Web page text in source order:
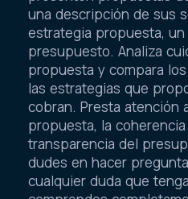
una descripción de sus
estrategia propuesta,
presupuesto. Analiza
propuesta y compara
las estrategias que
cobran. Presta atención
propuesta, la
transparencia del
dudes en hacer
cualquier duda que